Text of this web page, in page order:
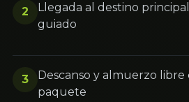
2
Llegada al destino
guiado
3
Descanso y almuerzo
paquete